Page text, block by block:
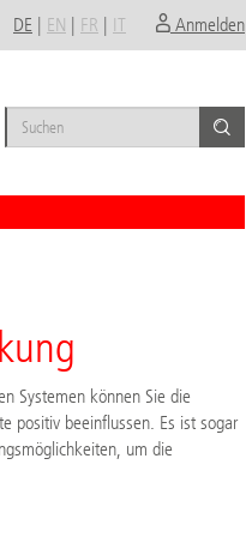
Anmelden
DE | EN | FR | IT
Systemen können Sie die
positiv beeinflussen. Es ist sogar
um die